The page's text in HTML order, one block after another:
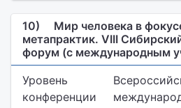
10)
Мир человека в
метапрактик. VIII
форум (с международным
Уровень
конференции